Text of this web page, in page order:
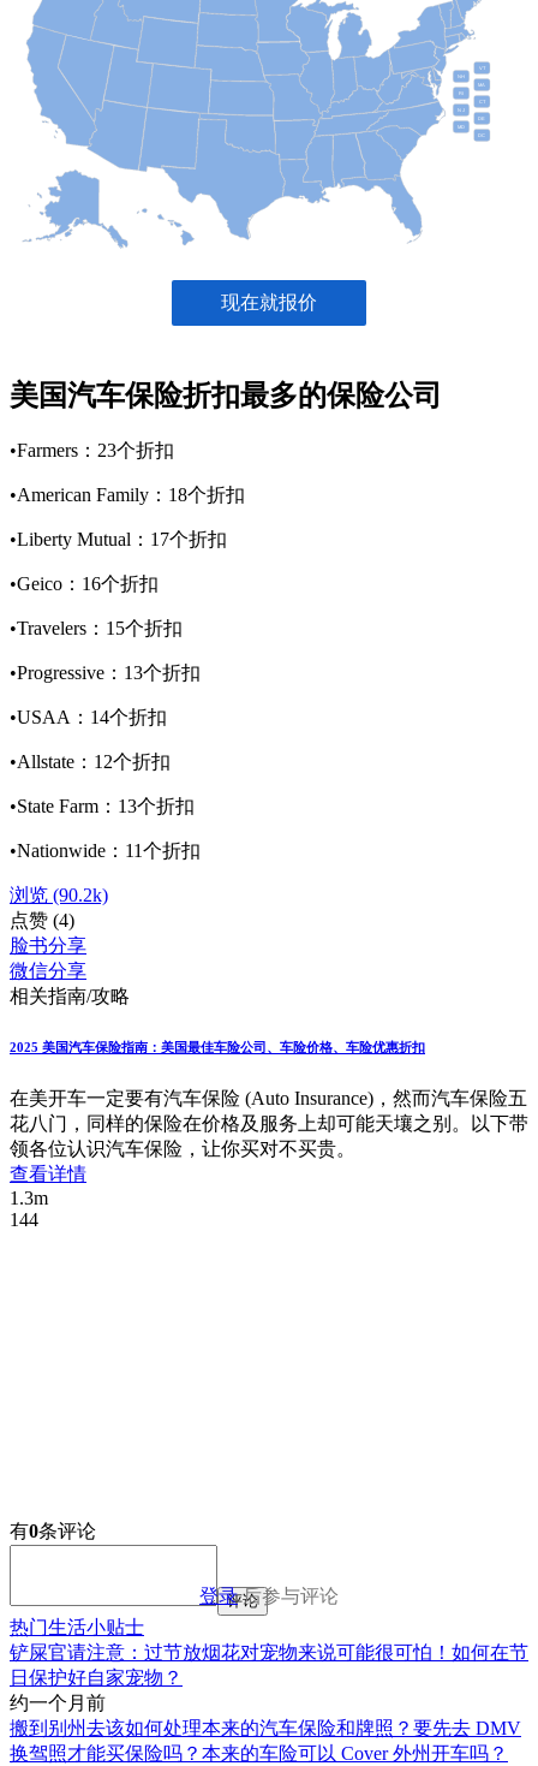
美国汽车保险折扣最多的保险公司
•Farmers：23个折扣
•American Family：18个折扣
•Liberty Mutual：17个折扣
•Geico：16个折扣
•Travelers：15个折扣
•Progressive：13个折扣
•USAA：14个折扣
•Allstate：12个折扣
•State Farm：13个折扣
•Nationwide：11个折扣
浏览 (90.2k)
点赞 (4)
脸书分享
微信分享
相关指南/攻略
2025 美国汽车保险指南：美国最佳车险公司、车险价格、车险优惠折扣
在美开车一定要有汽车保险 (Auto Insurance)，然而汽车保险五
花八门，同样的保险在价格及服务上却可能天壤之别。以下带
领各位认识汽车保险，让你买对不买贵。
查看详情
1.3m
144
有0条评论
登录后参与评论
评论
热门生活小贴士
铲屎官请注意：过节放烟花对宠物来说可能很可怕！如何在节
日保护好自家宠物？
约一个月前
搬到别州去该如何处理本来的汽车保险和牌照？要先去 DMV
换驾照才能买保险吗？本来的车险可以 Cover 外州开车吗？